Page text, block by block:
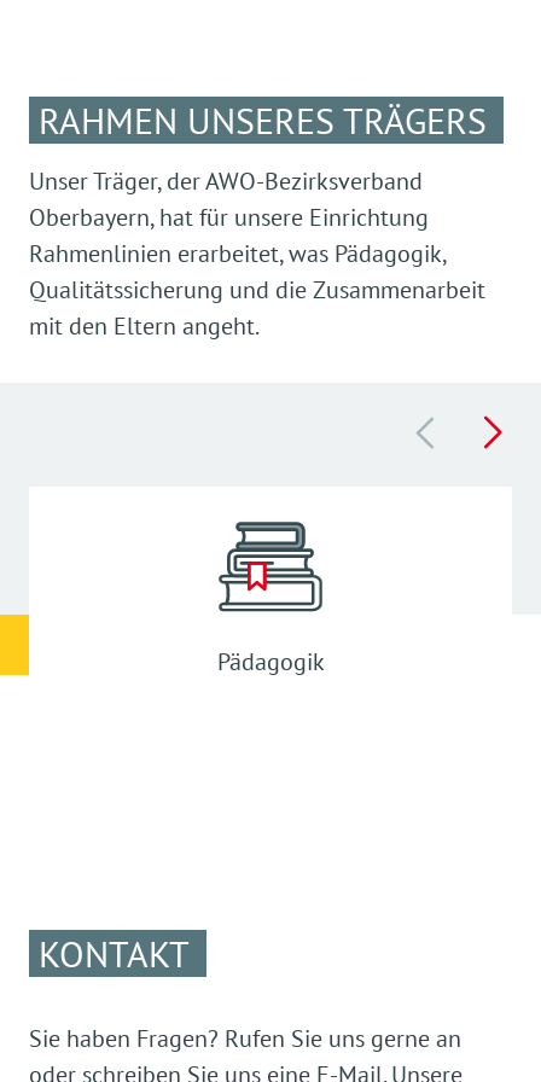
Vorschulprogramme
Morgenkreis
Stuhlkreis / Mittagskreis
RAHMEN UNSERES TRÄGERS
Unser Träger, der AWO-Bezirksverband
Oberbayern, hat für unsere Einrichtung
Rahmenlinien erarbeitet, was Pädagogik,
Qualitätssicherung und die Zusammenarbeit
mit den Eltern angeht.
Pädagogik
KONTAKT
Sie haben Fragen? Rufen Sie uns gerne an
oder schreiben Sie uns eine E-Mail. Unsere